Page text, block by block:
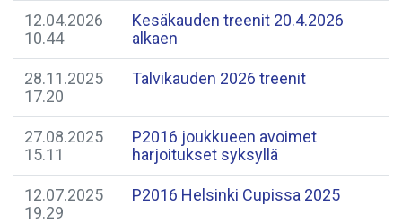
12.04.2026
10.44
Kesäkauden treenit 20.4.2026
alkaen
28.11.2025
17.20
Talvikauden 2026 treenit
27.08.2025
15.11
P2016 joukkueen avoimet
harjoitukset syksyllä
12.07.2025
19.29
P2016 Helsinki Cupissa 2025